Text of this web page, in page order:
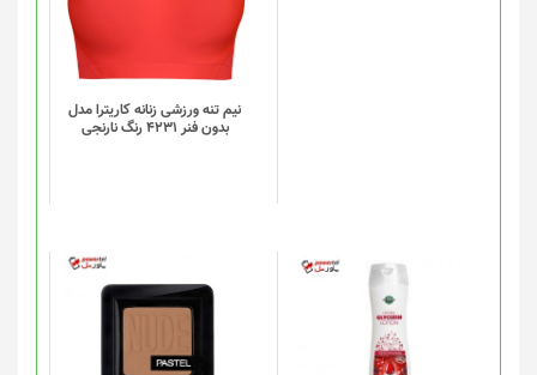
نیم تنه ورزشی زنانه کاریترا مدل
بدون فنر 4231 رنگ نارنجی
باشد.
گزینه
ها
محصول
انتخاب
شوند